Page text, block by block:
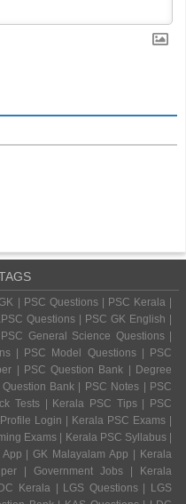
| PSC Questions | PSC Kerala |
Questions | PSC GK English |
General Science Questions |
| PSC Model Questions | PSC
| PSC Question Bank | Degree
Bank | PSC Notes | PSC
Tests | Kerala PSC Tips | PSC
Login | Kerala PSC Exams |
Exams | Kerala PSC Syllabus |
| GK Malayalam App | Kerala
| Government Jobs | Kerala
Kerala | LGS Questions | LGS